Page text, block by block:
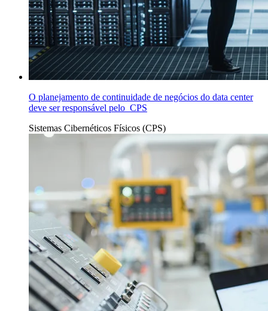
O planejamento de continuidade de negócios do data center
deve ser responsável pelo CPS
Sistemas Cibernéticos Físicos (CPS)